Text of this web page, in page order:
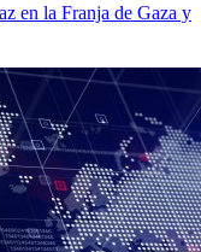
en la Franja de Gaza y